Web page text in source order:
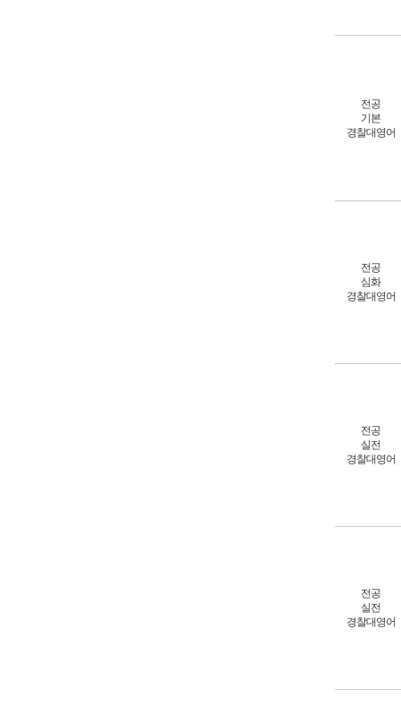
전공
기본
경찰대영어
전공
심화
경찰대영어
전공
실전
경찰대영어
전공
실전
경찰대영어